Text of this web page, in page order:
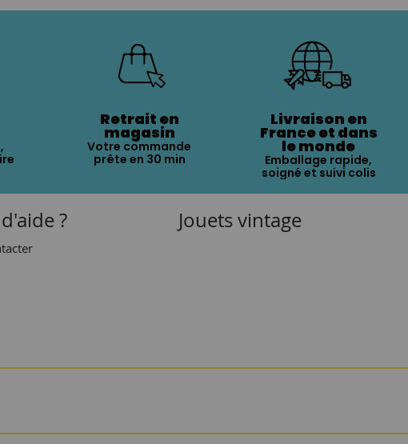
Retrait en
magasin
Votre commande
prête en 30 min
Livraison en
France et dans
le monde
Emballage rapide,
soigné et suivi colis
? Jouets vintage